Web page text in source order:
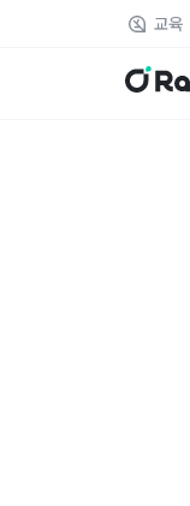
교육
랠릿